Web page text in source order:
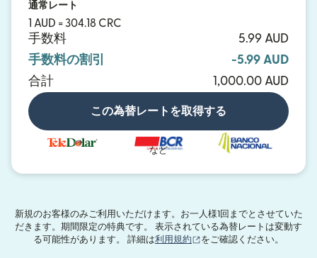
通常レート
1 AUD = 304.18 CRC
手数料
5.99 AUD
手数料の割引
-5.99 AUD
合計
1,000.00 AUD
この為替レートを取得する
など
新規のお客様のみご利用いただけます。お一人様1回までとさせていた
だきます。期間限定の特典です。 表示されている為替レートは変動す
る可能性があります。 詳細は利用規約 （別ウィンドウで開きます
をご確認ください。